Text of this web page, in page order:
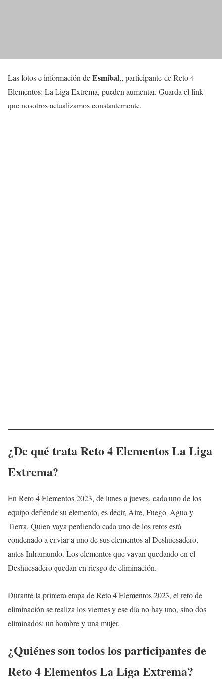
Las fotos e información deEsmibal,, participante de Reto 4
Elementos: La Liga Extrema, pueden aumentar. Guarda el link
que nosotros actualizamos constantemente.
¿De qué trataReto 4 ElementosLa Liga
Extrema?
En Reto 4 Elementos 2023, de lunes a jueves, cada uno de los
equipo defiende su elemento, es decir, Aire, Fuego, Agua y
Tierra. Quien vaya perdiendo cada uno de los retos está
condenado a enviar a uno de sus elementos al Deshuesadero,
antes Inframundo. Los elementos que vayan quedando en el
Deshuesadero quedan en riesgo de eliminación.
Durante la primera etapa de Reto 4 Elementos 2023, el reto de
eliminación se realiza los viernes y ese día no hay uno, sino dos
eliminados: un hombre y una mujer.
¿Quiénes son todos los participantes de
Reto 4 Elementos La Liga Extrema?